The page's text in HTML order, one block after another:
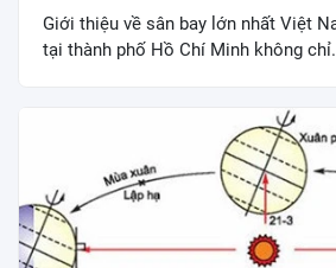
Giới thiệu về sân bay lớn nhất Việt
tại thành phố Hồ Chí Minh không